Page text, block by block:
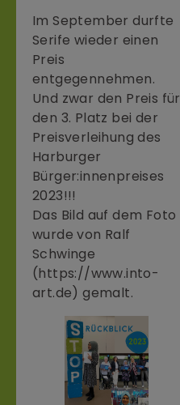
Im September durfte
Serife wieder einen
Preis
entgegennehmen.
Und zwar den Preis für
den 3. Platz bei der
Preisverleihung des
Harburger
Bürger:innenpreises
2023!!!
Das Bild auf dem Foto
wurde von Ralf
Schwinge
(https://www.into-
art.de) gemalt.